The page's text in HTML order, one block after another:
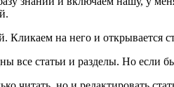
на него и открывается
статьи и разделы. Но если